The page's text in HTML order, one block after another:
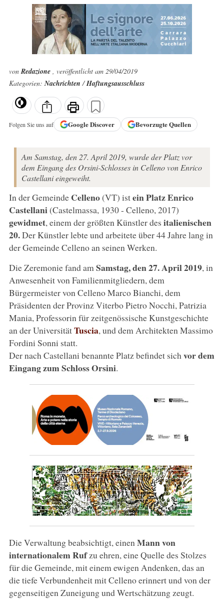
vonRedazione , veröffentlicht am 29/04/2019
Kategorien:Nachrichten/Haftungsausschluss
Folgen Sie uns auf GoogleDiscover Bevorzugte Quellen
Am Samstag, den 27. April 2019, wurde der Platz vor
dem Eingang des Orsini-Schlosses in Celleno von Enrico
Castellani eingeweiht.
In der Gemeinde Celleno(VT) istein PlatzEnrico
Castellani(Castelmassa, 1930 - Celleno, 2017)
gewidmet, einem der größten Künstler des italienischen
20.Der Künstler lebte und arbeitete über 44 Jahre lang in
der Gemeinde Celleno an seinen Werken.
Die Zeremonie fand amSamstag, den 27. April 2019, in
Anwesenheit von Familienmitgliedern, dem
Bürgermeister von Celleno Marco Bianchi, dem
Präsidenten der Provinz Viterbo Pietro Nocchi, Patrizia
Mania, Professorin für zeitgenössische Kunstgeschichte
an der UniversitätTuscia, und dem Architekten Massimo
Fordini Sonni statt.
Der nach Castellani benannte Platz befindet sich vor dem
Eingang zum Schloss Orsini.
Die Verwaltung beabsichtigt, einen Mann von
internationalem Rufzu ehren, eine Quelle des Stolzes
für die Gemeinde, mit einem ewigen Andenken, das an
die tiefe Verbundenheit mit Celleno erinnert und von der
gegenseitigen Zuneigung und Wertschätzung zeugt.